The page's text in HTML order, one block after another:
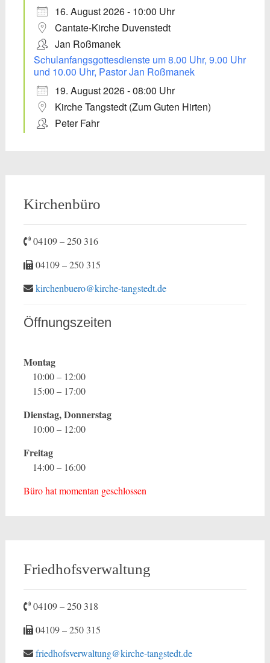
16. August 2026 - 10:00 Uhr
Cantate-Kirche Duvenstedt
Jan Roßmanek
Schulanfangsgottesdienste um 8.00 Uhr, 9.00 Uhr
und 10.00 Uhr, Pastor Jan Roßmanek
19. August 2026 - 08:00 Uhr
Kirche Tangstedt (Zum Guten Hirten)
Peter Fahr
Kirchenbüro
04109 – 250 316
04109 – 250 315
kirchenbuero@kirche-tangstedt.de
Öffnungszeiten
Montag
10:00 – 12:00
15:00 – 17:00
Dienstag, Donnerstag
10:00 – 12:00
Freitag
14:00 – 16:00
Büro hat momentan geschlossen
Friedhofsverwaltung
04109 – 250 318
04109 – 250 315
friedhofsverwaltung@kirche-tangstedt.de